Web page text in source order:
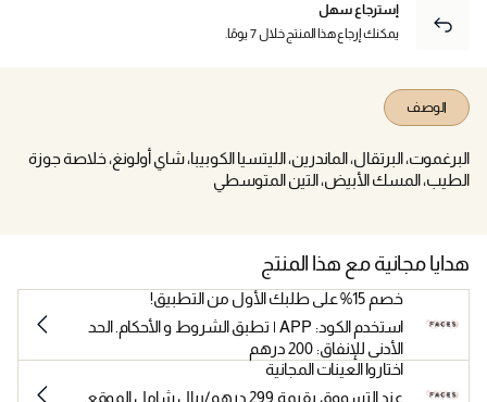
إسترجاع سهل
يمكنك إرجاع هذا المنتج خلال 7 يومًا.
الوصف
البرغموت، البرتقال، الماندرين، الليتسيا الكوبيبا، شاي أولونغ، خلاصة جوزة
الطيب، المسك الأبيض، التين المتوسطي
هدايا مجانية مع هذا المنتج
خصم 15% على طلبك الأول من التطبيق!
استخدم الكود: APP | تطبق الشروط و الأحكام. الحد
الأدنى للإنفاق: 200 درهم
اختاروا العينات المجانية
عند التسووق بقيمة 299 درهم/ريال شامل الموقع.